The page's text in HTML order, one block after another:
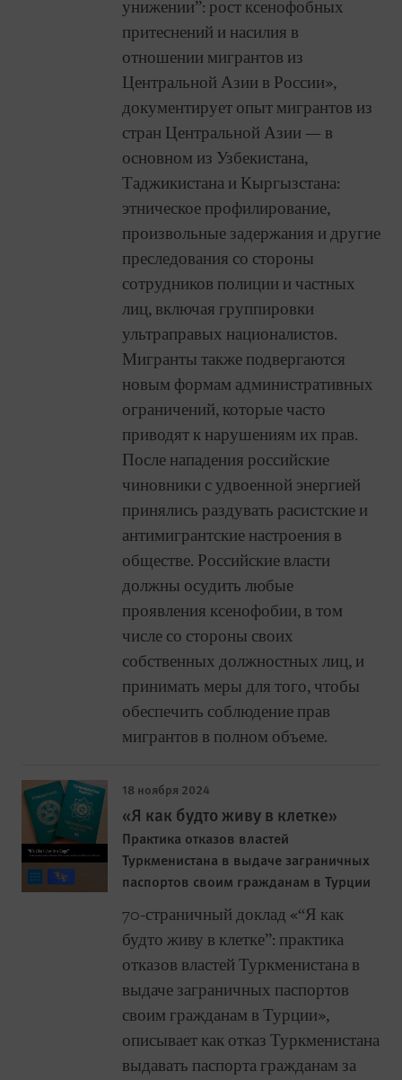
унижении”: рост ксенофобных
притеснений и насилия в
отношении мигрантов из
Центральной Азии в России»,
документирует опыт мигрантов из
стран Центральной Азии — в
основном из Узбекистана,
Таджикистана и Кыргызстана:
этническое профилирование,
произвольные задержания и другие
преследования со стороны
сотрудников полиции и частных
лиц, включая группировки
ультраправых националистов.
Мигранты также подвергаются
новым формам административных
ограничений, которые часто
приводят к нарушениям их прав.
После нападения российские
чиновники с удвоенной энергией
принялись раздувать расистские и
антимигрантские настроения в
обществе. Российские власти
должны осудить любые
проявления ксенофобии, в том
числе со стороны своих
собственных должностных лиц, и
принимать меры для того, чтобы
обеспечить соблюдение прав
мигрантов в полном объеме.
18 ноября 2024
«Я как будто живу в клетке»
Практика отказов властей
Туркменистана в выдаче заграничных
паспортов своим гражданам в Турции
70-страничный доклад «“Я как
будто живу в клетке”: практика
отказов властей Туркменистана в
выдаче заграничных паспортов
своим гражданам в Турции»,
описывает как отказ Туркменистана
выдавать паспорта гражданам за